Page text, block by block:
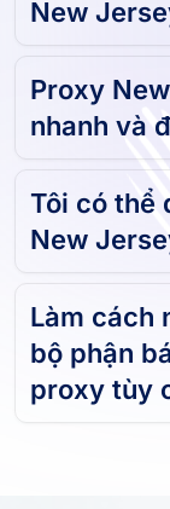
dân cư và
Proxy
nhanh và
Tôi có thể
New
Làm cách
bộ phận